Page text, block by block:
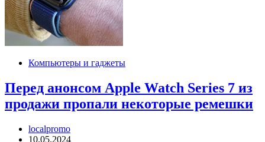
Компьютеры и гаджеты
Перед анонсом Apple Watch Series 7 из
продажи пропали некоторые ремешки
localpromo
10.05.2024